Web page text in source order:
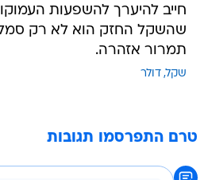
חייב להיערך להשפעות
שהשקל החזק הוא לא רק
תמרור אזהרה.
שקל דולר
טרם התפרסמו תגובות